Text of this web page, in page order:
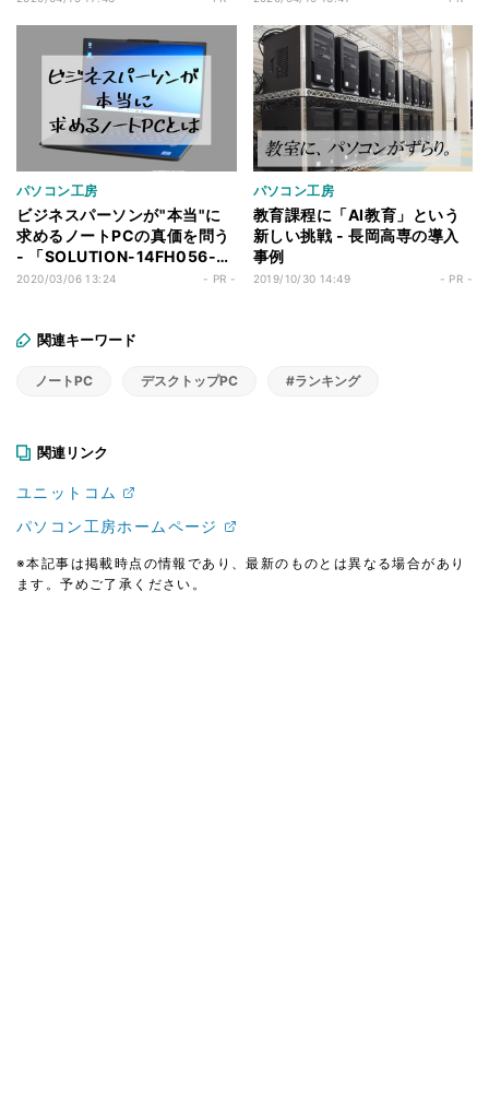
パソコン工房
ビジネスパーソンが"本当"に
求めるノートPCの真価を問う
- 「SOLUTION-14FH056-
i5-UCDX」
2020/03/06 13:24 - PR -
パソコン工房
教育課程に「AI教育」という
新しい挑戦 - 長岡高専の導入
事例
2019/10/30 14:49 - PR -
関連キーワード
ノートPC デスクトップPC #ランキング
関連リンク
ユニットコム
パソコン工房ホームページ
※本記事は掲載時点の情報であり、最新のものとは異なる場合があり
ます。予めご了承ください。